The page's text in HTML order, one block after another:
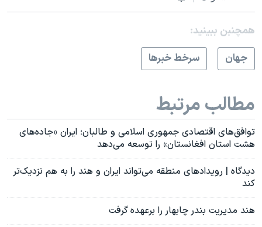
همچنبن ببینید:
جهان
سرخط خبرها
مطالب مرتبط
توافق‌های اقتصادی جمهوری اسلامی و طالبان؛ ایران «جاده‌های
هشت استان افغانستان» را توسعه می‌دهد
دیدگاه | رویدادهای منطقه می‌تواند ایران و هند را به هم نزدیک‌تر
کند
هند مدیریت بندر چابهار را برعهده گرفت